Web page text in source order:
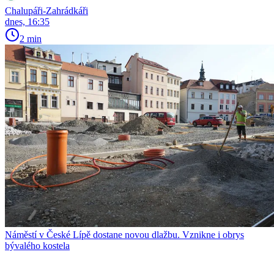
Chalupáři-Zahrádkáři
dnes, 16:35
2 min
Náměstí v České Lípě dostane novou dlažbu. Vznikne i obrys
bývalého kostela